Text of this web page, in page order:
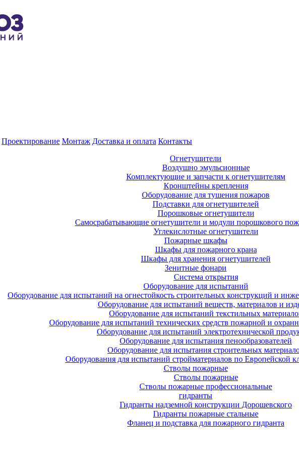
Проектирование Монтаж Доставка и оплата Контакты
Огнетушители
Воздушно эмульсионные
Комплектующие и запчасти к огнетушителям
Кронштейны крепления
Оборудование для тушения пожаров
Подставки для огнетушителей
Порошковые огнетушители
Самосрабатывающие огнетушители и модули порошкового
Углекислотные огнетушители
Пожарные шкафы
Шкафы для пожарного крана
Шкафы для хранения огнетушителей
Зенитные фонари
Система открытия
Оборудование для испытаний
Оборудование для испытаний на огнестойкость строительных конструкций и
Оборудование для испытаний веществ, материалов и
Оборудование для испытаний текстильных
Оборудование для испытаний технических средств пожарной и
Оборудование для испытаний электротехнической
Оборудование для испытания пенообразователей
Оборудование для испытания строительных
Оборудования для испытаний стройматериалов по Европейской
Стволы пожарные
Стволы пожарные
Стволы пожарные профессиональные
гидранты
Гидранты надземной конструкции Дорошевского
Гидранты пожарные стальные
Фланец и подставка для пожарного гидранта